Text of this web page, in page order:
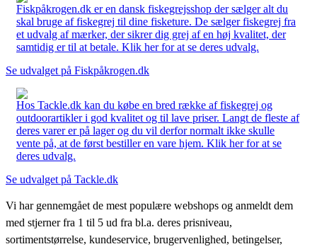
Fiskpåkrogen.dk er en dansk fiskegrejsshop der sælger alt du
skal bruge af fiskegrej til dine fisketure. De sælger fiskegrej fra
et udvalg af mærker, der sikrer dig grej af en høj kvalitet, der
samtidig er til at betale. Klik her for at se deres udvalg.
Se udvalget på Fiskpåkrogen.dk
Hos Tackle.dk kan du købe en bred række af fiskegrej og
outdoorartikler i god kvalitet og til lave priser. Langt de fleste af
deres varer er på lager og du vil derfor normalt ikke skulle
vente på, at de først bestiller en vare hjem. Klik her for at se
deres udvalg.
Se udvalget på Tackle.dk
Vi har gennemgået de mest populære webshops og anmeldt dem
med stjerner fra 1 til 5 ud fra bl.a. deres prisniveau,
sortimentstørrelse, kundeservice, brugervenlighed, betingelser,